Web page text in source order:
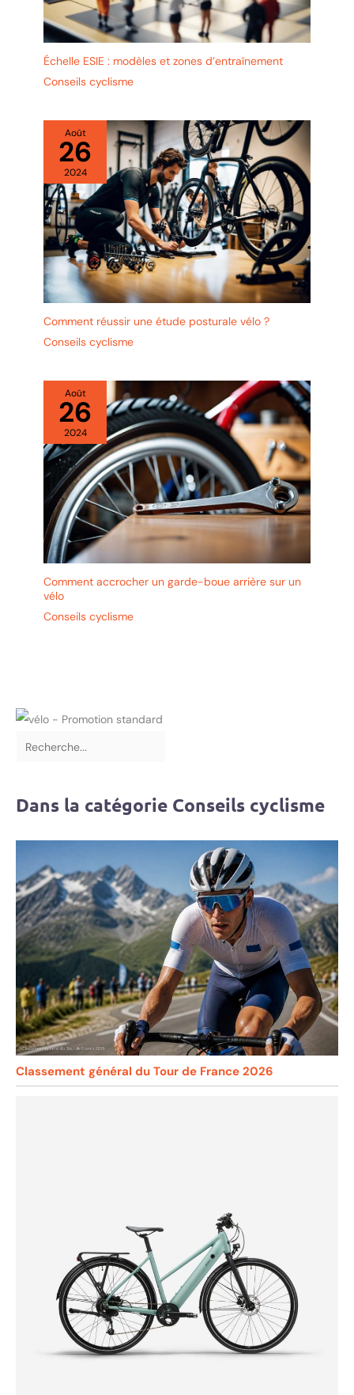
Échelle ESIE : modèles et zones d’entraînement
Conseils cyclisme
Août
26
2024
Comment réussir une étude posturale vélo ?
Conseils cyclisme
Août
26
2024
Comment accrocher un garde-boue arrière sur un
vélo
Conseils cyclisme
Dans la catégorie Conseils cyclisme
Classement général du Tour de France 2026